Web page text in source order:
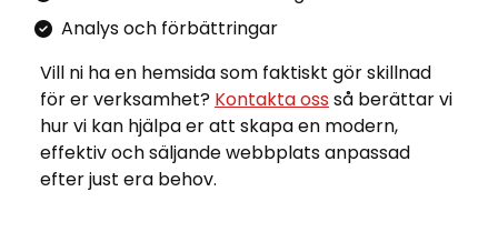
Analys och förbättringar
Vill ni ha en hemsida som faktiskt gör skillnad
för er verksamhet? Kontakta oss så berättar vi
hur vi kan hjälpa er att skapa en modern,
effektiv och säljande webbplats anpassad
efter just era behov.